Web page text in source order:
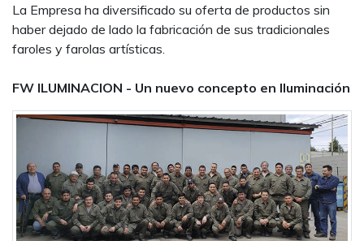
La Empresa ha diversificado su oferta de productos sin
haber dejado de lado la fabricación de sus tradicionales
faroles y farolas artísticas.
FW ILUMINACION - Un nuevo concepto en Iluminación